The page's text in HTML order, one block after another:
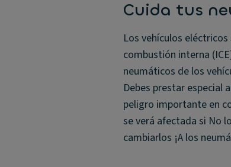
Cuida tus
Los vehículos
combustión interna
neumáticos de los
Debes prestar especial
peligro importante en
se verá afectada si No
cambiarlos ¡A los